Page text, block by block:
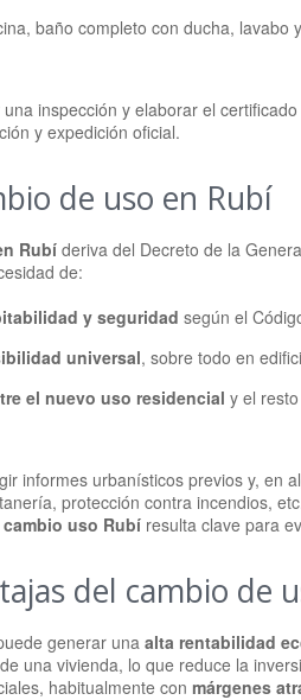
baño completo con ducha, lavabo
inspección y elaborar el
y expedición oficial.
de uso en Rubí
Rubíderiva del Decreto de la
de:
y seguridad según el
universal, sobre todo en
el nuevo uso residencial y el
informes urbanísticos previos y, en
protección contra incendios,
uso Rubíresulta clave para
del cambio de
generar una alta rentabilidad
una vivienda, lo que reduce la
habitualmente con márgenes